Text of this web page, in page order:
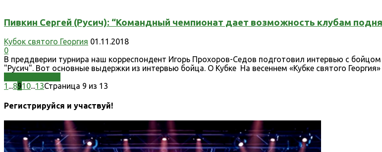
Пивкин Сергей (Русич): “Командный чемпионат дает возможность клубам
Кубок святого Георгия 01.11.2018
0
В преддверии турнира наш корреспондент Игорь Прохоров-Седов подготовил интервью с
"Русич". Вот основные выдержки из интервью бойца. О Кубке На весеннем «Кубке святого
1 ...8910...13Страница 9 из 13
Регистрируйся и участвуй!